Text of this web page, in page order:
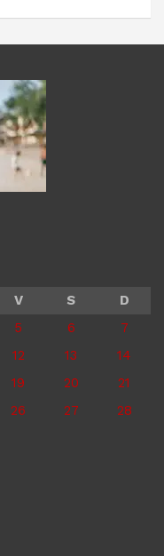
V S
D
5 6
7
12 13
14
19 20
21
26 27
28